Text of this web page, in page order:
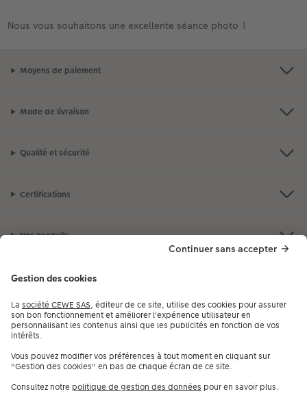
Nous vous souhaitons une excellente séance photo !
Moyens de paiement
Mode de livraison
Qualité et sécurité
Certifications
Nos produits
Notre selection
Services
CEWE